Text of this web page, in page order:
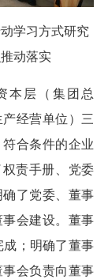
学习方式研究
动落实
本层（集团总
经营单位）三
合条件的企业
责手册、党委
了党委、董事
会建设。董事
成；明确了董事
会负责向董事